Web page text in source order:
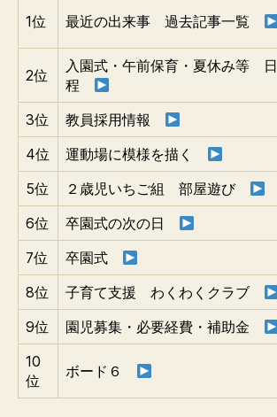
1位 最近の出来事 過去記事一覧
2位
入園式・午前保育・夏休み等 日
程
3位 教員採用情報
4位
運動場に模様を描く
5位
２歳児いちご組 部屋遊び
6位
卒園式の次の日
7位
卒園式
8位
子育て支援 わくわくクラブ
9位
園児募集・必要経費・補助金
10
位
ボード６